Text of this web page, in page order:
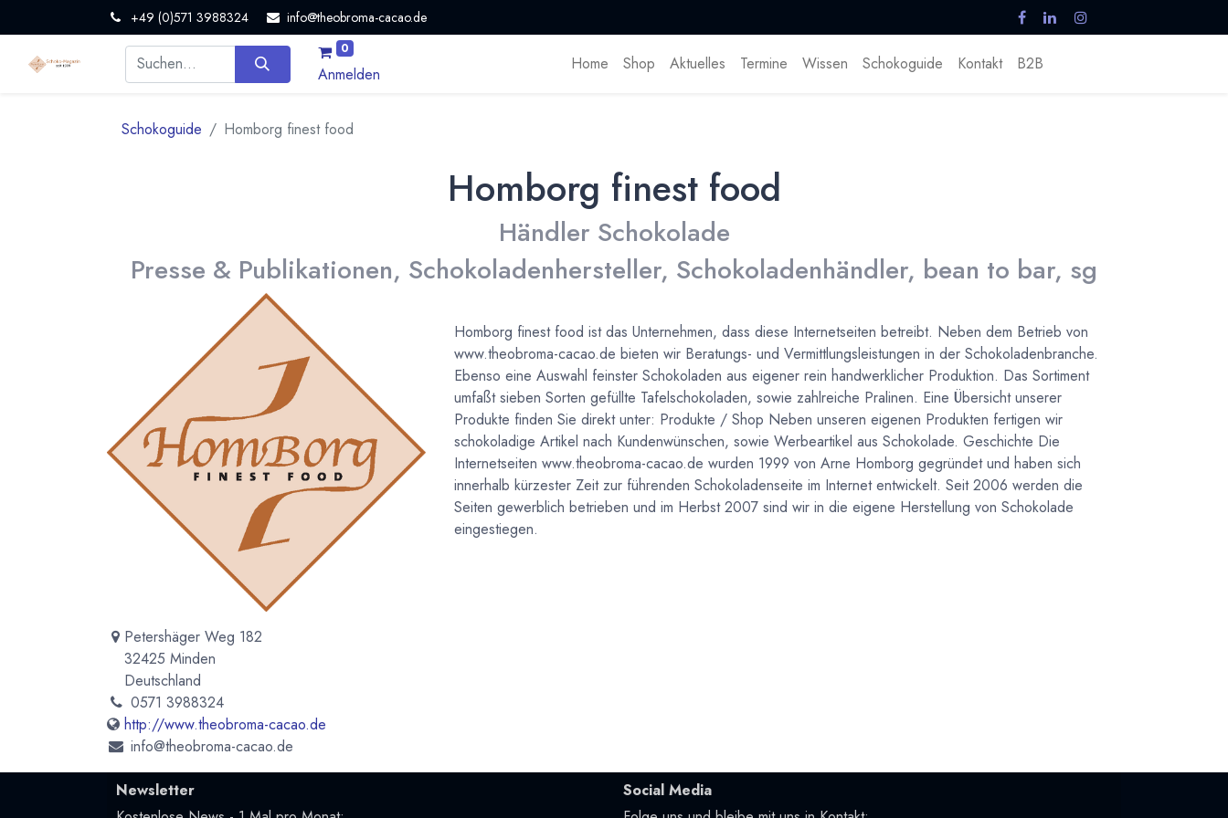
+49 (0)571 3988324 info@theobroma-cacao.de
0
Anmelden
Home Shop Aktuelles Termine Wissen Schokoguide Kontakt B2B
Schokoguide Homborg finest food
Homborg finest food
Händler Schokolade
Presse & Publikationen, Schokoladenhersteller, Schokoladenhändler, bean to bar, sg
Petershäger Weg 182
32425 Minden
Deutschland
0571 3988324
http://www.theobroma-cacao.de
info@theobroma-cacao.de
Homborg finest food ist das Unternehmen, dass diese Internetseiten betreibt. Neben dem Betrieb von
www.theobroma-cacao.de bieten wir Beratungs- und Vermittlungsleistungen in der Schokoladenbranche.
Ebenso eine Auswahl feinster Schokoladen aus eigener rein handwerklicher Produktion. Das Sortiment
umfaßt sieben Sorten gefüllte Tafelschokoladen, sowie zahlreiche Pralinen. Eine Übersicht unserer
Produkte finden Sie direkt unter: Produkte / Shop Neben unseren eigenen Produkten fertigen wir
schokoladige Artikel nach Kundenwünschen, sowie Werbeartikel aus Schokolade. Geschichte Die
Internetseiten www.theobroma-cacao.de wurden 1999 von Arne Homborg gegründet und haben sich
innerhalb kürzester Zeit zur führenden Schokoladenseite im Internet entwickelt. Seit 2006 werden die
Seiten gewerblich betrieben und im Herbst 2007 sind wir in die eigene Herstellung von Schokolade
eingestiegen.
Newsletter
Social Media